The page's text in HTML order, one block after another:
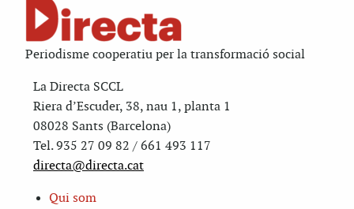
Periodisme cooperatiu per la transformació social
La Directa SCCL
Riera d’Escuder, 38, nau 1, planta 1
08028 Sants (Barcelona)
Tel. 935 27 09 82 / 661 493 117
directa@directa.cat
Qui som